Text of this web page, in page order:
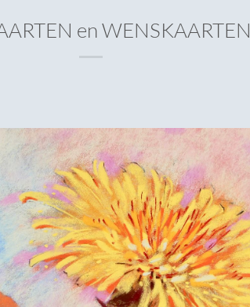
en WENSKAARTEN